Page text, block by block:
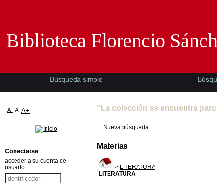
"La colección se encuentra
Nueva búsqueda
Materias
> LITERATURA
LITERATURA
Biblioteca Florencio
Búsqueda simple
A- A A+
Conectarse
acceder a su cuenta de
usuario